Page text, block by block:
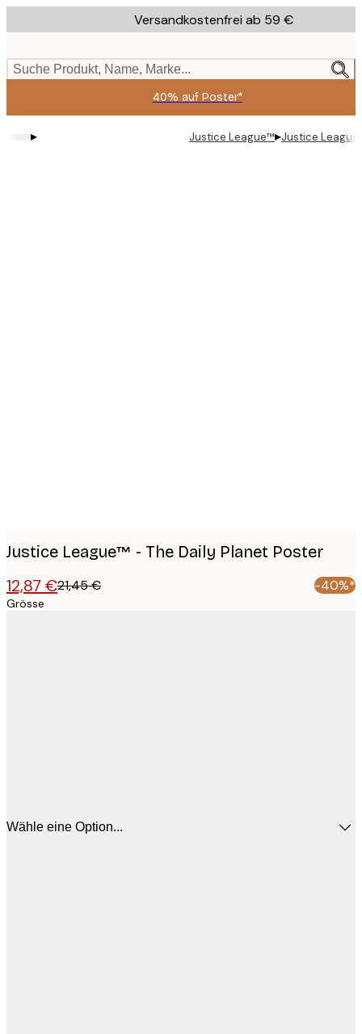
to
content.
Versandkostenfrei ab 59 €
Suche Produkt, Name, Marke...
40% auf Poster*
▸ Justice League™▸Justice
Justice League™ - The Daily Planet Poster
12,87 €21,45 € -40%*
Grösse
Wähle eine Option...